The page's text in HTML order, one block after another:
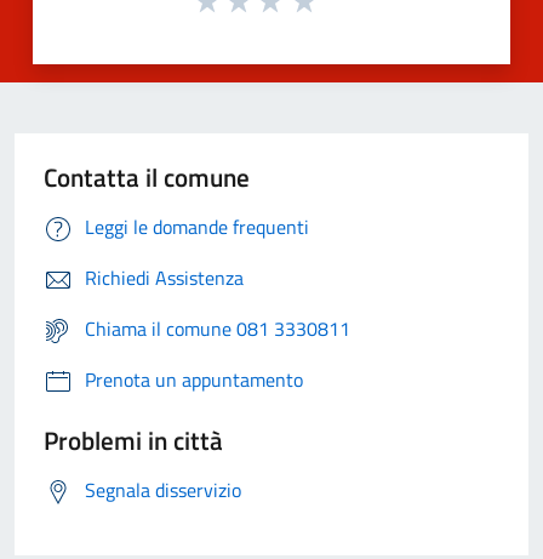
Contatta il comune
Leggi le domande frequenti
Richiedi Assistenza
Chiama il comune 081 3330811
Prenota un appuntamento
Problemi in città
Segnala disservizio